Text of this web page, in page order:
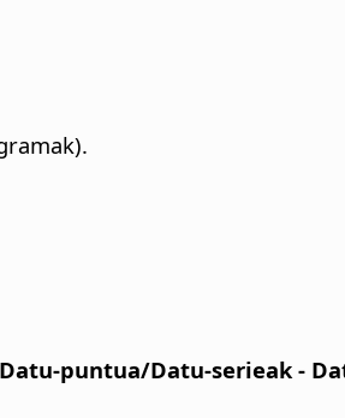
puntua/Datu-serieak -